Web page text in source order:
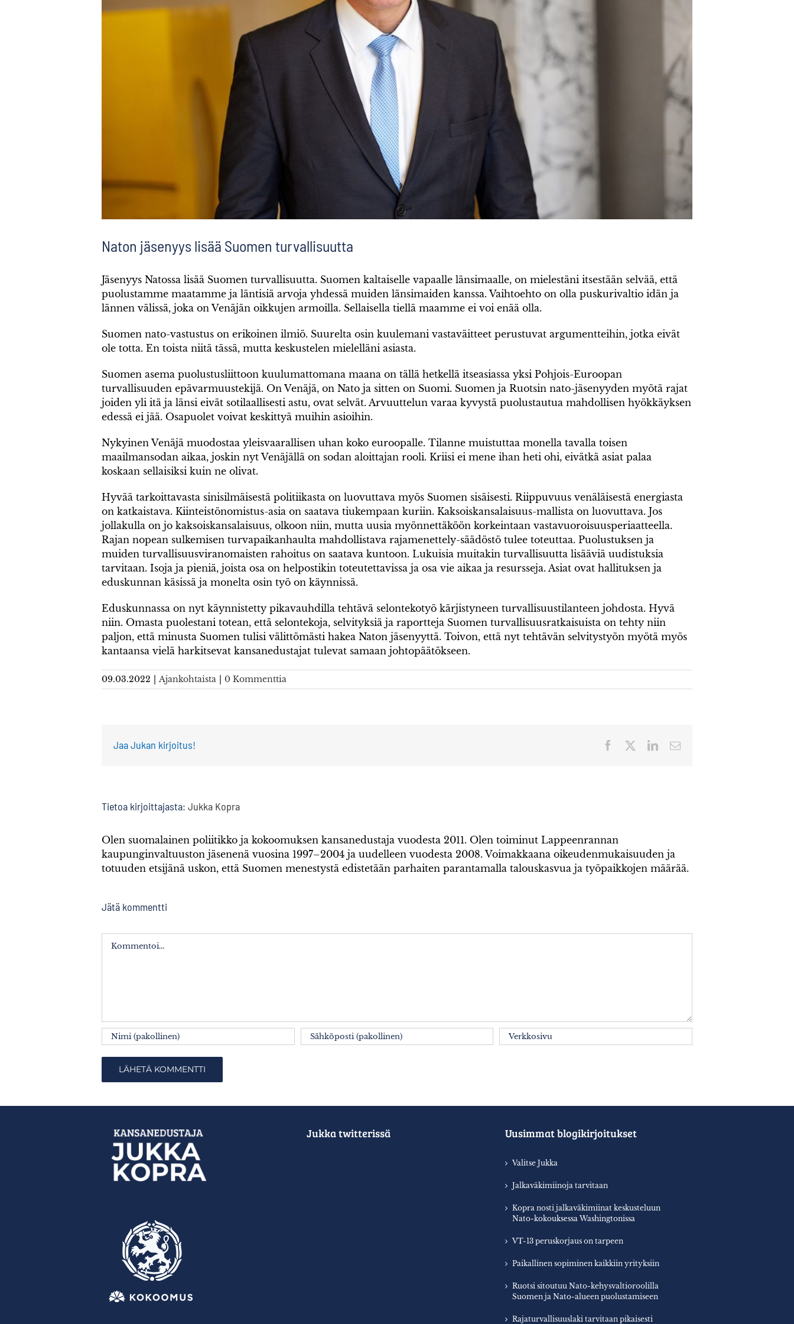
Naton jäsenyys lisää Suomen turvallisuutta
Jäsenyys Natossa lisää Suomen turvallisuutta. Suomen kaltaiselle vapaalle länsimaalle, on mielestäni itsestään selvää, että
puolustamme maatamme ja läntisiä arvoja yhdessä muiden länsimaiden kanssa. Vaihtoehto on olla puskurivaltio idän ja
lännen välissä, joka on Venäjän oikkujen armoilla. Sellaisella tiellä maamme ei voi enää olla.
Suomen nato-vastustus on erikoinen ilmiö. Suurelta osin kuulemani vastaväitteet perustuvat argumentteihin, jotka eivät
ole totta. En toista niitä tässä, mutta keskustelen mielelläni asiasta.
Suomen asema puolustusliittoon kuulumattomana maana on tällä hetkellä itseasiassa yksi Pohjois-Euroopan
turvallisuuden epävarmuustekijä. On Venäjä, on Nato ja sitten on Suomi. Suomen ja Ruotsin nato-jäsenyyden myötä rajat
joiden yli itä ja länsi eivät sotilaallisesti astu, ovat selvät. Arvuuttelun varaa kyvystä puolustautua mahdollisen hyökkäyksen
edessä ei jää. Osapuolet voivat keskittyä muihin asioihin.
Nykyinen Venäjä muodostaa yleisvaarallisen uhan koko euroopalle. Tilanne muistuttaa monella tavalla toisen
maailmansodan aikaa, joskin nyt Venäjällä on sodan aloittajan rooli. Kriisi ei mene ihan heti ohi, eivätkä asiat palaa
koskaan sellaisiksi kuin ne olivat.
Hyvää tarkoittavasta sinisilmäisestä politiikasta on luovuttava myös Suomen sisäisesti. Riippuvuus venäläisestä energiasta
on katkaistava. Kiinteistönomistus-asia on saatava tiukempaan kuriin. Kaksoiskansalaisuus-mallista on luovuttava. Jos
jollakulla on jo kaksoiskansalaisuus, olkoon niin, mutta uusia myönnettäköön korkeintaan vastavuoroisuusperiaatteella.
Rajan nopean sulkemisen turvapaikanhaulta mahdollistava rajamenettely-säädöstö tulee toteuttaa. Puolustuksen ja
muiden turvallisuusviranomaisten rahoitus on saatava kuntoon. Lukuisia muitakin turvallisuutta lisääviä uudistuksia
tarvitaan. Isoja ja pieniä, joista osa on helpostikin toteutettavissa ja osa vie aikaa ja resursseja. Asiat ovat hallituksen ja
eduskunnan käsissä ja monelta osin työ on käynnissä.
Eduskunnassa on nyt käynnistetty pikavauhdilla tehtävä selontekotyö kärjistyneen turvallisuustilanteen johdosta. Hyvä
niin. Omasta puolestani totean, että selontekoja, selvityksiä ja raportteja Suomen turvallisuusratkaisuista on tehty niin
paljon, että minusta Suomen tulisi välittömästi hakea Naton jäsenyyttä. Toivon, että nyt tehtävän selvitystyön myötä myös
kantaansa vielä harkitsevat kansanedustajat tulevat samaan johtopäätökseen.
09.03.2022 Ajankohtaista 0 Kommenttia
Jaa Jukan kirjoitus! Facebook LinkedInSähköposti
Tietoa kirjoittajasta: Jukka Kopra
Olen suomalainen poliitikko ja kokoomuksen kansanedustaja vuodesta 2011. Olen toiminut Lappeenrannan
kaupunginvaltuuston jäsenenä vuosina 1997–2004 ja uudelleen vuodesta 2008. Voimakkaana oikeudenmukaisuuden ja
totuuden etsijänä uskon, että Suomen menestystä edistetään parhaiten parantamalla talouskasvua ja työpaikkojen määrää.
Jätä kommentti
Jukka twitterissä Uusimmat blogikirjoitukset
Valitse Jukka
Jalkaväkimiinoja tarvitaan
Kopra nosti jalkaväkimiinat keskusteluun
Nato-kokouksessa Washingtonissa
VT-13 peruskorjaus on tarpeen
Paikallinen sopiminen kaikkiin yrityksiin
Ruotsi sitoutuu Nato-kehysvaltioroolilla
Suomen ja Nato-alueen puolustamiseen
Rajaturvallisuuslaki tarvitaan pikaisesti